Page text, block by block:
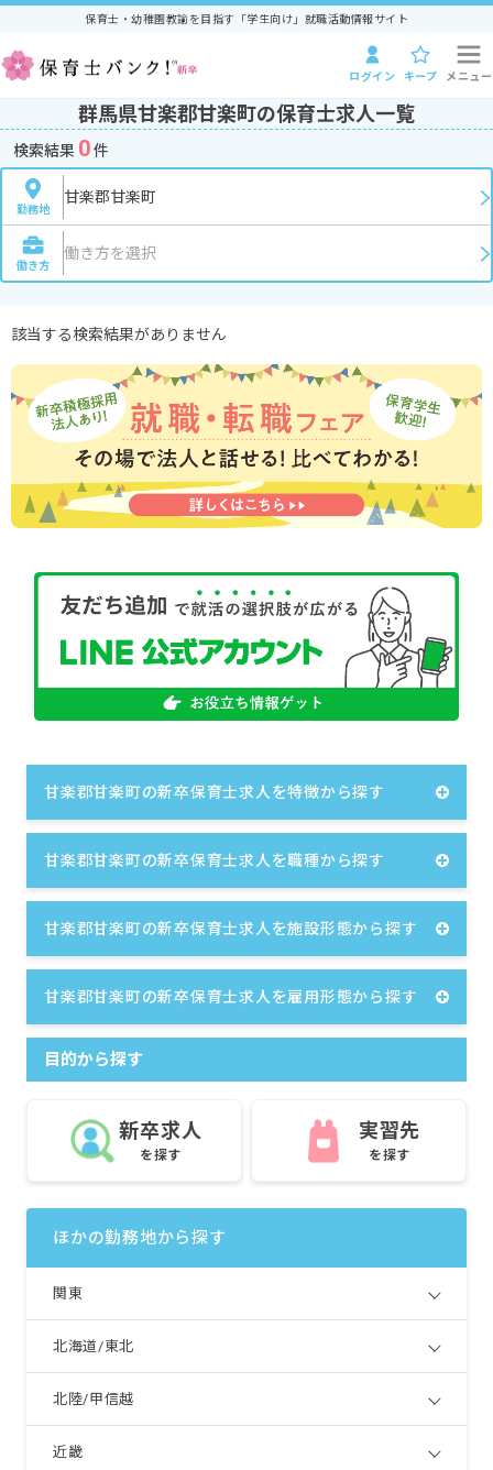
保育士・幼稚園教諭を目指す「学生向け」就職活動情報サイト
ログイン キープ メニュー
群馬県甘楽郡甘楽町の保育士求人一覧
検索結果 0件
勤務地
甘楽郡甘楽町
働き方
働き方を選択
該当する検索結果がありません
甘楽郡甘楽町の新卒保育士求人を特徴から探す
甘楽郡甘楽町の新卒保育士求人を職種から探す
甘楽郡甘楽町の新卒保育士求人を施設形態から探す
甘楽郡甘楽町の新卒保育士求人を雇用形態から探す
目的から探す
新卒求人
を探す
実習先
を探す
ほかの勤務地から探す
関東
北海道/東北
北陸/甲信越
近畿